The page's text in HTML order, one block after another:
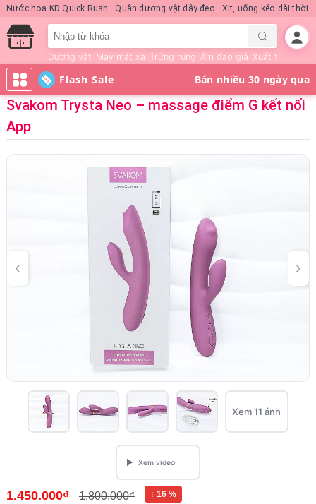
Nước hoa KD Quick Rush Quần dương vật dây đeo Xịt, uống kéo dài thời
Dương vật Máy mát xa Trứng rung Âm đạo giả Xuất tinh sớm
Flash Sale
Svakom Trysta Neo – massage điểm G kết nối
App
Xem 11 ảnh
1.450.000₫ 1.800.000₫ ↓ 16 %